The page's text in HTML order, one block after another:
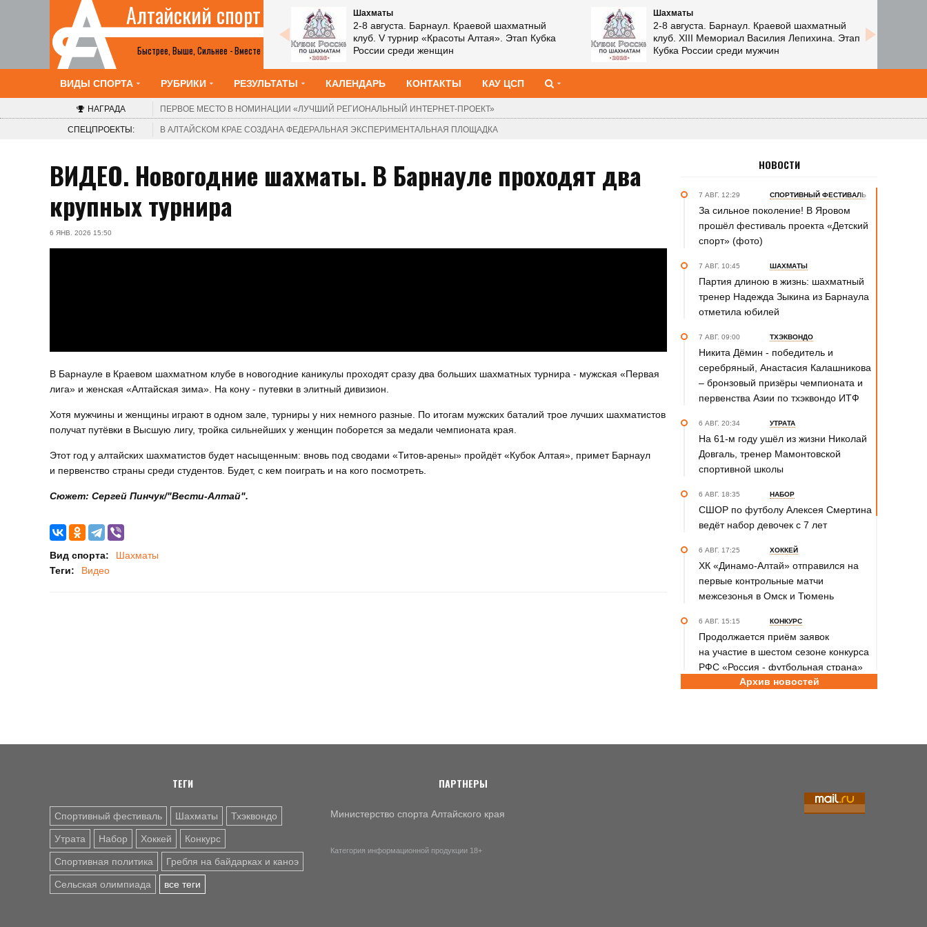
Быстрее, Выше, Сильнее - Вместе
Алтайский спорт
Все анонсы
Шахматы
2-8 августа. Барнаул. Краевой шахматный
клуб. V турнир «Красоты Алтая». Этап Кубка
России среди женщин
Шахматы
2-8 августа. Барнаул. Краевой шахматный
клуб. XIII Мемориал Василия Лепихина. Этап
Кубка России среди мужчин
ВИДЫ СПОРТА РУБРИКИ РЕЗУЛЬТАТЫ КАЛЕНДАРЬ КОНТАКТЫ КАУ ЦСП
НАГРАДА ПЕРВОЕ МЕСТО В НОМИНАЦИИ «ЛУЧШИЙ РЕГИОНАЛЬНЫЙ ИНТЕРНЕТ-ПРОЕКТ»
СПЕЦПРОЕКТЫ: В АЛТАЙСКОМ КРАЕ СОЗДАНА ФЕДЕРАЛЬНАЯ ЭКСПЕРИМЕНТАЛЬНАЯ ПЛОЩАДКА
ВИДЕО. Новогодние шахматы. В Барнауле проходят два
крупных турнира
6 ЯНВ. 2026 15:50
В Барнауле в Краевом шахматном клубе в новогодние каникулы проходят сразу два больших шахматных турнира - мужская «Первая
лига» и женская «Алтайская зима». На кону - путевки в элитный дивизион.
Хотя мужчины и женщины играют в одном зале, турниры у них немного разные. По итогам мужских баталий трое лучших шахматистов
получат путёвки в Высшую лигу, тройка сильнейших у женщин поборется за медали чемпионата края.
Этот год у алтайских шахматистов будет насыщенным: вновь под сводами «Титов-арены» пройдёт «Кубок Алтая», примет Барнаул
и первенство страны среди студентов. Будет, с кем поиграть и на кого посмотреть.
Сюжет: Сергей Пинчук/"Вести-Алтай".
Вид спорта:
Шахматы
Теги:
Видео
НОВОСТИ
7 АВГ. 12:29 СПОРТИВНЫЙ ФЕСТИВАЛЬ
За сильное поколение! В Яровом
прошёл фестиваль проекта «Детский
спорт» (фото)
7 АВГ. 10:45 ШАХМАТЫ
Партия длиною в жизнь: шахматный
тренер Надежда Зыкина из Барнаула
отметила юбилей
7 АВГ. 09:00 ТХЭКВОНДО
Никита Дёмин - победитель и
серебряный, Анастасия Калашникова
– бронзовый призёры чемпионата и
первенства Азии по тхэквондо ИТФ
6 АВГ. 20:34 УТРАТА
На 61-м году ушёл из жизни Николай
Довгаль, тренер Мамонтовской
спортивной школы
6 АВГ. 18:35 НАБОР
СШОР по футболу Алексея Смертина
ведёт набор девочек с 7 лет
6 АВГ. 17:25 ХОККЕЙ
ХК «Динамо-Алтай» отправился на
первые контрольные матчи
межсезонья в Омск и Тюмень
6 АВГ. 15:15 КОНКУРС
Продолжается приём заявок
на участие в шестом сезоне конкурса
РФС «Россия - футбольная страна»
первенства России на счету
Архив новостей
ТЕГИ
Спортивный фестиваль Шахматы Тхэквондо
Утрата Набор Хоккей Конкурс
Спортивная политика Гребля на байдарках и каноэ
Сельская олимпиада все теги
ПАРТНЕРЫ
Министерство спорта Алтайского края
Категория информационной продукции 18+